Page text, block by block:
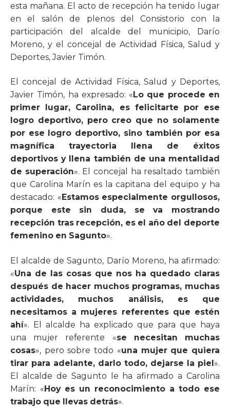
esta mañana. El acto de recepción ha tenido lugar
en el salón de plenos del Consistorio con la
participación del alcalde del municipio, Darío
Moreno, y el concejal de Actividad Física, Salud y
Deportes, Javier Timón.
El concejal de Actividad Física, Salud y Deportes,
Javier Timón, ha expresado: « Lo que procede en
primer lugar, Carolina, es felicitarte por ese
logro deportivo, pero creo que no solamente
por ese logro deportivo, sino también por esa
magnífica trayectoria llena de éxitos
deportivos y llena también de una mentalidad
de superación». El concejal ha resaltado también
que Carolina Marín es la capitana del equipo y ha
destacado: « Estamos especialmente orgullosos,
porque este sin duda, se va mostrando
recepción tras recepción, es el año del deporte
femenino en Sagunto».
El alcalde de Sagunto, Darío Moreno, ha afirmado:
«Una de las cosas que nos ha quedado claras
después de hacer muchos programas, muchas
actividades, muchos análisis, es que
necesitamos a mujeres referentes que estén
ahí». El alcalde ha explicado que para que haya
una mujer referente «se necesitan muchas
cosas», pero sobre todo «una mujer que quiera
tirar para adelante, darlo todo, dejarse la piel».
El alcalde de Sagunto le ha afirmado a Carolina
Marín: «Hoy es un reconocimiento a todo ese
trabajo que llevas detrás».